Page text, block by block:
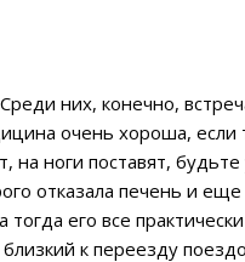
них, конечно,
очень хороша, если
на ноги поставят,
отказала печень и еще
его все
к переезду